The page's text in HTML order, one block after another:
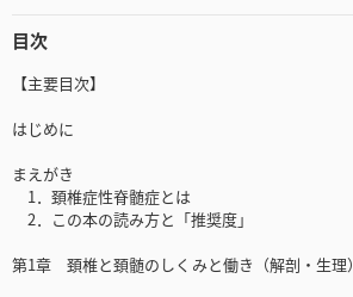
目次
【主要目次】
はじめに
まえがき
1．頚椎症性脊髄症とは
2．この本の読み方と「推奨度」
第1章 頚椎と頚髄のしくみと働き（解剖・生理）